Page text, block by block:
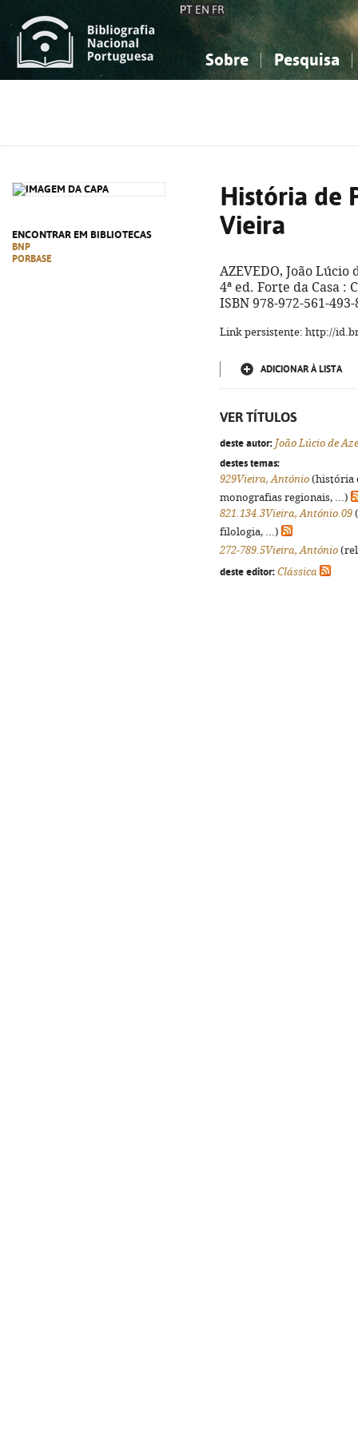
PT EN FR
Sobre Pesquisa
ENCONTRAR EM BIBLIOTECAS
BNP
PORBASE
História de
Vieira
AZEVEDO, João Lúcio
4ª ed. Forte da Casa :
ISBN 978-972-561-493-
Link persistente: http://
ADICIONAR À LISTA
VER TÍTULOS
deste autor: João Lúcio de
destes temas:
929Vieira, António (história
monografias regionais, ...)
821.134.3Vieira, António.09
filologia, ...)
272-789.5Vieira, António
deste editor: Clássica